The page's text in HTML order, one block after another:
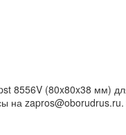
8556V (80x80x38 мм)
на zapros@oborudrus.ru.